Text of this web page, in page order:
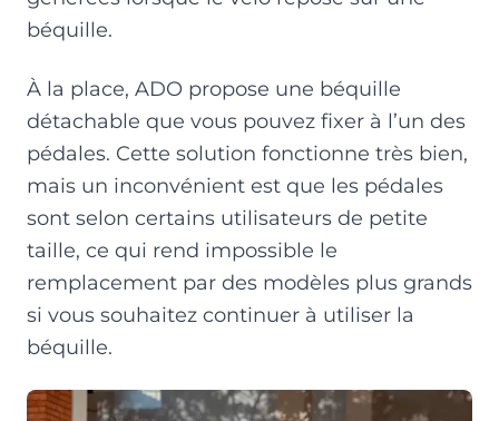
béquille.
À la place, ADO propose une béquille
détachable que vous pouvez fixer à l’un des
pédales. Cette solution fonctionne très bien,
mais un inconvénient est que les pédales
sont selon certains utilisateurs de petite
taille, ce qui rend impossible le
remplacement par des modèles plus grands
si vous souhaitez continuer à utiliser la
béquille.